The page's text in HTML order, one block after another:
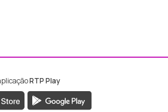
Madeira
RTP Play